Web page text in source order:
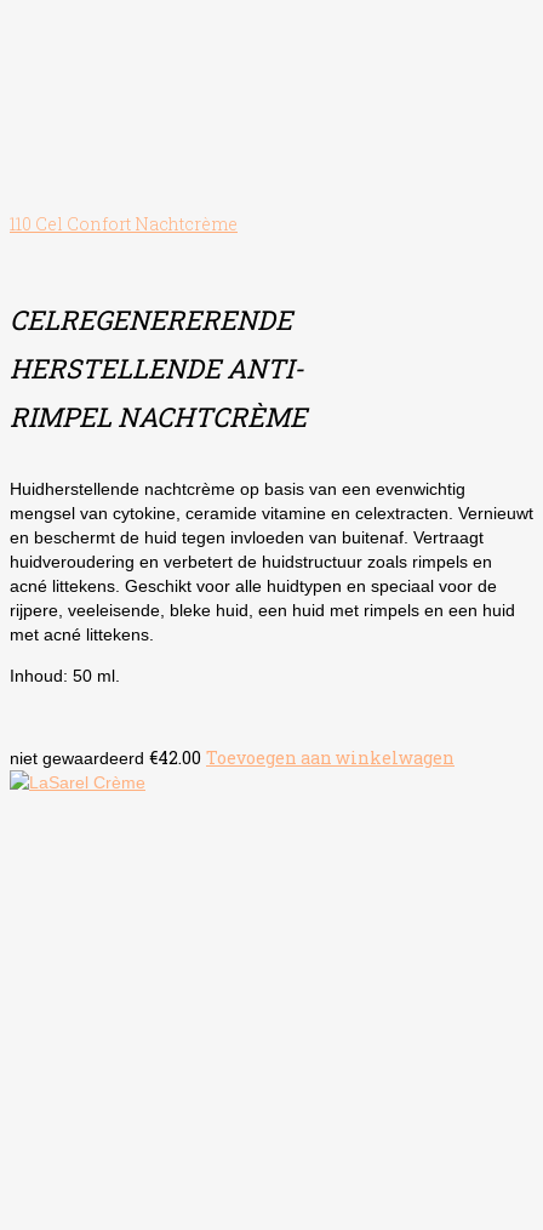
110 Cel Confort Nachtcrème
CELREGENERERENDE
HERSTELLENDE ANTI-
RIMPEL NACHTCRÈME
Huidherstellende nachtcrème op basis van een evenwichtig
mengsel van cytokine, ceramide vitamine en celextracten. Vernieuwt
en beschermt de huid tegen invloeden van buitenaf. Vertraagt
huidveroudering en verbetert de huidstructuur zoals rimpels en
acné littekens. Geschikt voor alle huidtypen en speciaal voor de
rijpere, veeleisende, bleke huid, een huid met rimpels en een huid
met acné littekens.
Inhoud: 50 ml.
niet gewaardeerd €42.00 Toevoegen aan winkelwagen